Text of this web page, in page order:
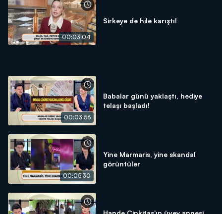
almadıklarını ancak kısa zamanda bir açıklama beklediklerini
ifade etti.
Neler Oluyor Hayatta hafta içi her gün canlı yayınla Kanal
D’de…
00:03:04
Sirkeye de hile karıştı!
00:03:56
Babalar günü yaklaştı, hediye
telaşı başladı!
00:05:30
Yine Marmaris, yine skandal
görüntüler